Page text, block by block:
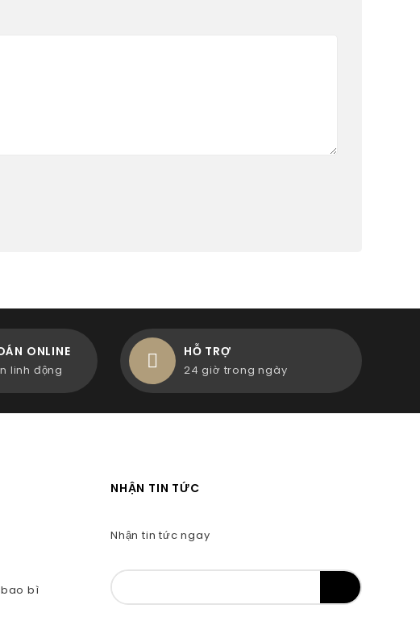
ONLINE
linh động
HỖ TRỢ
24 giờ trong ngày
bì
NHẬN TIN TỨC
Nhận tin tức ngay